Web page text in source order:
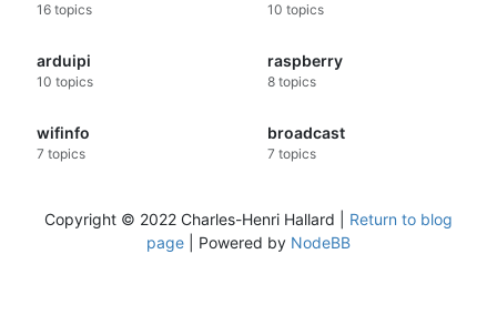
16 topics 10 topics
arduipi
10 topics
raspberry
8 topics
wifinfo
7 topics
broadcast
7 topics
Copyright © 2022 Charles-Henri Hallard | Return to blog
page | Powered by NodeBB